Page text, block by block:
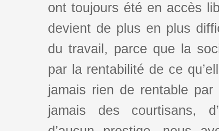
ont toujours été en accès
devient de plus en plus
du travail, parce que la
par la rentabilité de ce
jamais rien de rentable
jamais des courtisans,